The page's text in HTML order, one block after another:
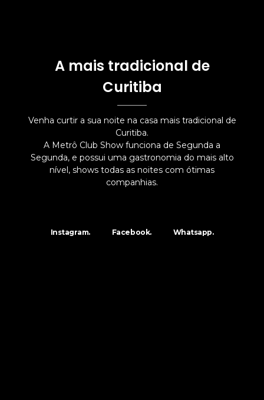
A mais tradicional de
Curitiba
Venha curtir a sua noite na casa mais tradicional de
Curitiba.
A Metrô Club Show funciona de Segunda a
Segunda, e possui uma gastronomia do mais alto
nível, shows todas as noites com ótimas
companhias.
Instagram. Facebook. Whatsapp.